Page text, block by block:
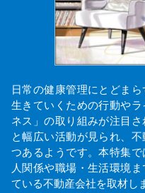
日常の健康管理にとどま
生きていくための行動や
ネス」の取り組みが注目
と幅広い活動が見られ、
つあるようです。本特集
人関係や職場・生活環境
ている不動産会社を取材し